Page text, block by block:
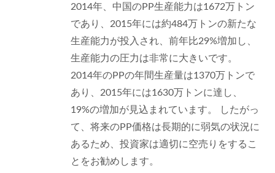
2014年、中国のPP生産能力は1672万トン
であり、2015年には約484万トンの新たな
生産能力が投入され、前年比29%増加し、
生産能力の圧力は非常に大きいです。
2014年のPPの年間生産量は1370万トンで
あり、2015年には1630万トンに達し、
19%の増加が見込まれています。 したがっ
て、将来のPP価格は長期的に弱気の状況に
あるため、投資家は適切に空売りをするこ
とをお勧めします。